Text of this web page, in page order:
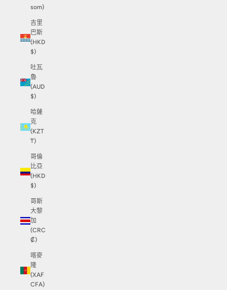
som)
吉里
巴斯
(HKD
$)
吐瓦
魯
(AUD
$)
哈薩
克
(KZT
₸)
哥倫
比亞
(HKD
$)
哥斯
大黎
加
(CRC
₡)
喀麥
隆
(XAF
CFA)